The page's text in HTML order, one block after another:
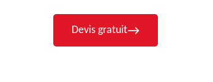
Devis gratuit